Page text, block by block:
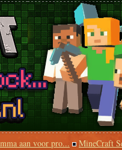
aan voor pro... MineCraft